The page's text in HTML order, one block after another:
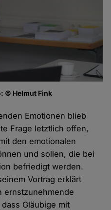
© Helmut Fink
Emotionen blieb
Frage letztlich offen,
den emotionalen
und sollen, die bei
befriedigt werden.
Vortrag erklärt
ernstzunehmende
Gläubige mit